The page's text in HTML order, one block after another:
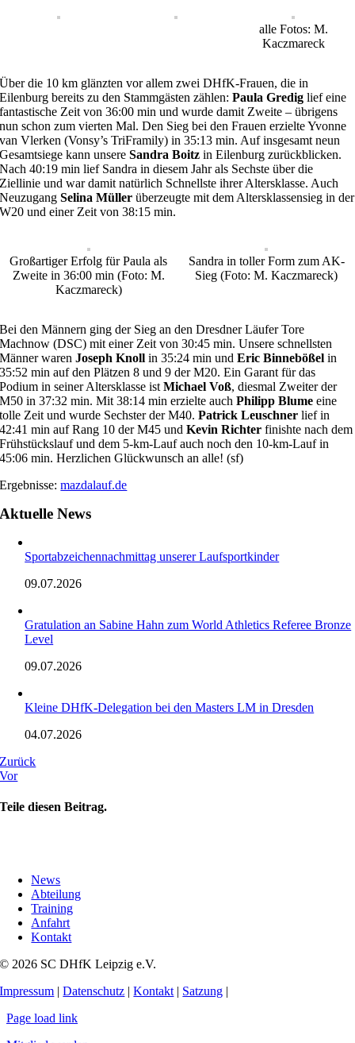
alle Fotos: M.
Kaczmareck
Über die 10 km glänzten vor allem zwei DHfK-Frauen, die in
Eilenburg bereits zu den Stammgästen zählen:Paula Gredig lief eine
fantastische Zeit von 36:00 min und wurde damit Zweite – übrigens
nun schon zum vierten Mal. Den Sieg bei den Frauen erzielte Yvonne
van Vlerken (Vonsy’s TriFramily) in 35:13 min. Auf insgesamt neun
Gesamtsiege kann unsereSandra Boitz in Eilenburg zurückblicken.
Nach 40:19 min lief Sandra in diesem Jahr als Sechste über die
Ziellinie und war damit natürlich Schnellste ihrer Altersklasse. Auch
NeuzugangSelina Müller überzeugte mit dem Altersklassensieg in der
W20 und einer Zeit von 38:15 min.
Großartiger Erfolg für Paula als
Zweite in 36:00 min (Foto: M.
Kaczmareck)
Sandra in toller Form zum AK-
Sieg (Foto: M. Kaczmareck)
Bei den Männern ging der Sieg an den Dresdner Läufer Tore
Machnow (DSC) mit einer Zeit von 30:45 min. Unsere schnellsten
Männer warenJoseph Knoll in 35:24 min undEric Binnebößel in
35:52 min auf den Plätzen 8 und 9 der M20. Ein Garant für das
Podium in seiner Altersklasse istMichael Voß, diesmal Zweiter der
M50 in 37:32 min. Mit 38:14 min erzielte auchPhilipp Blume eine
tolle Zeit und wurde Sechster der M40.Patrick Leuschner lief in
42:41 min auf Rang 10 der M45 undKevin Richter finishte nach dem
Frühstückslauf und dem 5-km-Lauf auch noch den 10-km-Lauf in
45:06 min. Herzlichen Glückwunsch an alle! (sf)
Ergebnisse:mazdalauf.de
Aktuelle News
Sportabzeichennachmittag unserer Laufsportkinder
09.07.2026
Gratulation an Sabine Hahn zum World Athletics Referee Bronze
Level
09.07.2026
Kleine DHfK-Delegation bei den Masters LM in Dresden
04.07.2026
Zurück
Vor
Teile diesen Beitrag.
News
Abteilung
Training
Anfahrt
Kontakt
© 2026 SC DHfK Leipzig e.V.
Impressum |Datenschutz |Kontakt | Satzung |
Page load link